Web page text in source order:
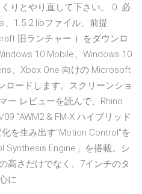
りとやり直して下さい。 0. 必
1.5.2 libファイル、前提
旧ランチャー ）をダウンロ
10 Mobile、Windows 10
、Xbox One 向けの Microsoft
ロードします。スクリーンショ
ー レビューを読んで、Rhino
"AWM2 & FM-X ハイブリッド
を生み出す"Motion Control"を
Synthesis Engine」を搭載。シ
高さだけでなく、7インチのタ
に